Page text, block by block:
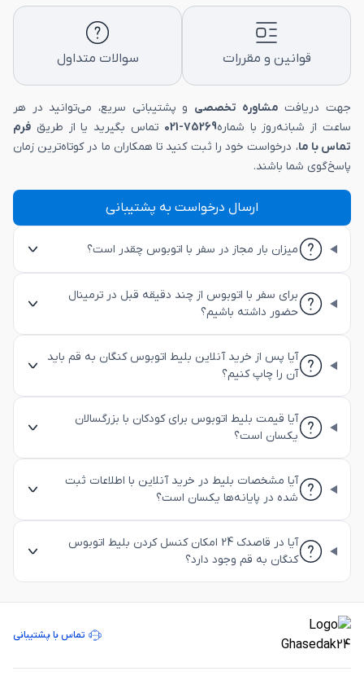
قوانین و مقررات سوالات متداول
جهت دریافت مشاوره تخصصی و پشتیبانی سریع، می‌توانید در هر
ساعت از شبانه‌روز با شماره75269-021 تماس بگیرید یا از طریق فرم
تماس با ما، درخواست خود را ثبت کنید تا همکاران ما در کوتاه‌ترین زمان
پاسخ‌گوی شما باشند.
ارسال درخواست به پشتیبانی
میزان بار مجاز در سفر با اتوبوس چقدر است؟
برای سفر با اتوبوس از چند دقیقه قبل در ترمینال
حضور داشته باشیم؟
آیا پس از خرید آنلاین بلیط اتوبوس کنگان به قم باید
آن را چاپ کنیم؟
آیا قیمت بلیط اتوبوس برای کودکان با بزرگسالان
یکسان است؟
آیا مشخصات بلیط در خرید آنلاین با اطلاعات ثبت
شده در پایانه‌ها یکسان است؟
آیا در قاصدک 24 امکان کنسل کردن بلیط اتوبوس
کنگان به قم وجود دارد؟
تماس با پشتیبانی